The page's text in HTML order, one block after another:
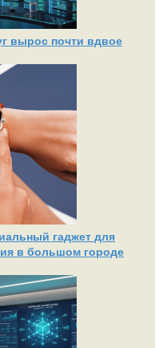
вырос почти вдвое
гаджет для
в большом городе